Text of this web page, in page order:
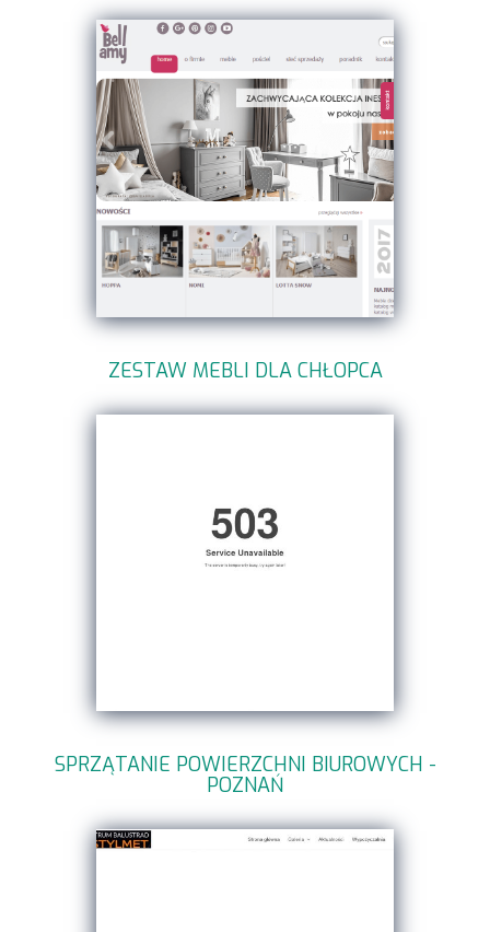
ZESTAW MEBLI DLA CHŁOPCA
SPRZĄTANIE POWIERZCHNI BIUROWYCH -
POZNAŃ